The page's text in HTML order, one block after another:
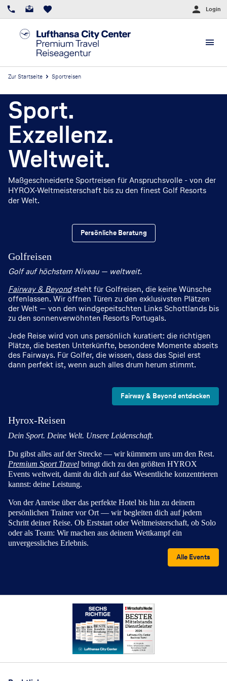
Login
Zur Startseite Sportreisen
Sport.
Exzellenz.
Weltweit.
Maßgeschneiderte Sportreisen für Anspruchsvolle - von der
HYROX-Weltmeisterschaft bis zu den finest Golf Resorts
der Welt.
Persönliche Beratung
Golfreisen
Golf auf höchstem Niveau — weltweit.
Fairway & Beyondsteht für Golfreisen, die keine Wünsche
offenlassen. Wir öffnen Türen zu den exklusivsten Plätzen
der Welt — von den windgepeitschten Links Schottlands bis
zu den sonnenverwöhnten Resorts Portugals.
Jede Reise wird von uns persönlich kuratiert: die richtigen
Plätze, die besten Unterkünfte, besondere Momente abseits
des Fairways. Für Golfer, die wissen, dass das Spiel erst
dann perfekt ist, wenn auch alles drum herum stimmt.
Fairway & Beyond entdecken
Hyrox-Reisen
Dein Sport. Deine Welt. Unsere Leidenschaft.
Du gibst alles auf der Strecke — wir kümmern uns um den Rest.
Premium Sport Travel bringt dich zu den größten HYROX
Events weltweit, damit du dich auf das Wesentliche konzentrieren
kannst: deine Leistung.
Von der Anreise über das perfekte Hotel bis hin zu deinem
persönlichen Trainer vor Ort — wir begleiten dich auf jedem
Schritt deiner Reise. Ob Erststart oder Weltmeisterschaft, ob Solo
oder als Team: Wir machen aus deinem Wettkampf ein
unvergessliches Erlebnis.
Alle Events